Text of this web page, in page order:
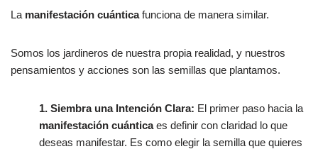
La manifestación cuánticafunciona de manera similar.
Somos los jardineros de nuestra propia realidad, y nuestros
pensamientos y acciones son las semillas que plantamos.
1. Siembra una Intención Clara: El primer paso hacia la
manifestación cuánticaes definir con claridad lo que
deseas manifestar. Es como elegir la semilla que quieres